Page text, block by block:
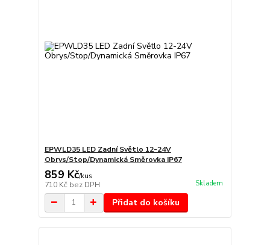
EPWLD35 LED Zadní Světlo 12-24V
Obrys/Stop/Dynamická Směrovka IP67
859 Kč/kus
710 Kč bez DPH Skladem
Přidat do košíku